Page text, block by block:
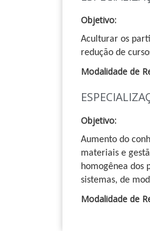
Objetivo:
Aculturar os
redução de
Modalidade de
Objetivo:
Aumento do
materiais e
homogênea dos
sistemas, de
Modalidade de